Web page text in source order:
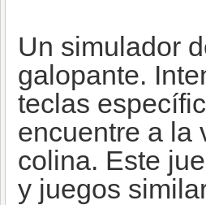
Un simulador
galopante.
teclas
encuentre a la
colina. Este
y juegos